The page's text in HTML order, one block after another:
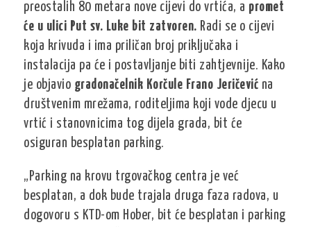
preostalih 80 metara nove cijevi do vrtića, a promet
će u ulici Put sv. Luke bit zatvoren. Radi se o cijevi
koja krivuda i ima priličan broj priključaka i
instalacija pa će i postavljanje biti zahtjevnije. Kako
je objavio gradonačelnik Korčule Frano Jeričević na
društvenim mrežama, roditeljima koji vode djecu u
vrtić i stanovnicima tog dijela grada, bit će
osiguran besplatan parking.
„Parking na krovu trgovačkog centra je već
besplatan, a dok bude trajala druga faza radova, u
dogovoru s KTD-om Hober, bit će besplatan i parking